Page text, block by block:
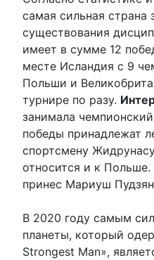
самая сильная
существования
имеет в сумме 12
месте Исландия с 9
Польши и
турнире по разу.
занимала
победы принадлежат
спортсмену
относится и к Польше.
принес Мариуш
В 2020 году самым
планеты, который
Strongest Man»,